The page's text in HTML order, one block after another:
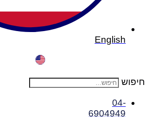
English
חיפוש
04-
6904949